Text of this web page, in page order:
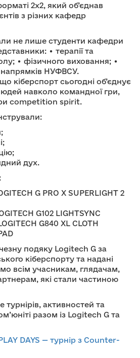
2х2, який об’єднав
з різних кафедр
не лише студенти кафедри
• терапії та
• фізичного виховання; •
напрямків НУФВСУ.
кіберспорт сьогодні об’єднує
навколо командної гри,
competition spirit.
дух.
G PRO X SUPERLIGHT 2
G102 LIGHTSYNC
G840 XL CLOTH
подяку Logitech G за
кіберспорту та надані
всім учасникам, глядачам,
які стали частиною
активностей та
разом із Logitech G та
DAYS — турнір з Counter-